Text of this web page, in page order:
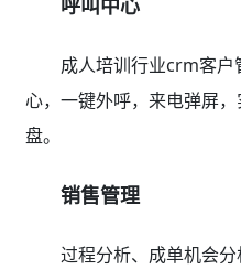
呼叫中心
成人培训行业crm客户
心，一键外呼，来电弹屏
盘。
销售管理
过程分析、成单机会